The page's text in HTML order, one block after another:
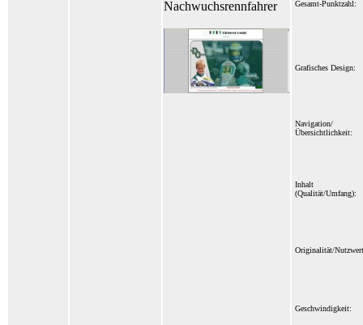
Nachwuchsrennfahrer Gesamt-Punktzahl:
Grafisches Design:
Navigation/
Übersichtlichkeit:
Inhalt
(Qualität/Umfang):
Originalität/
Geschwindigkeit: